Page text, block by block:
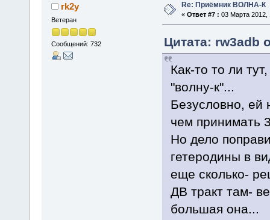
rk2y
Ветеран
Сообщений: 732
Re: Приёмник ВОЛНА-К
« Ответ #7 : 03 Марта 2012,
Цитата: rw3adb
Как-то то ли
"волну-к"...
Безусловно, ей
чем принимать
Но дело
гетеродины в
еще сколько-
ДВ тракт там-
большая она...